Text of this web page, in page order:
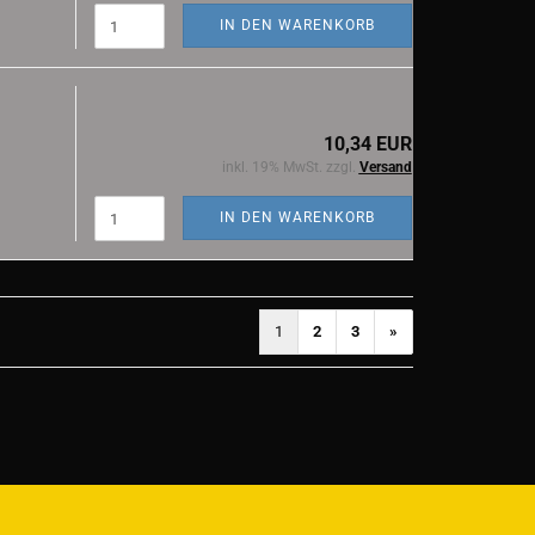
IN DEN WARENKORB
10,34 EUR
inkl. 19% MwSt. zzgl. Versand
IN DEN WARENKORB
1 2 3 »